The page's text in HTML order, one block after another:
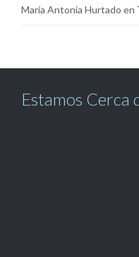
María Antonia Hurtado en
Estamos Cerca